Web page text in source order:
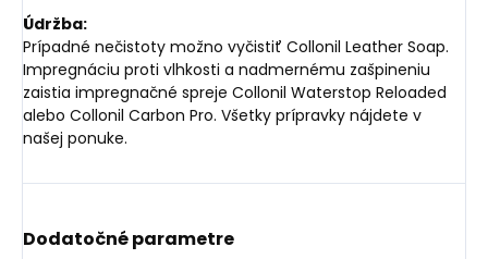
Údržba:
Prípadné nečistoty možno vyčistiť Collonil Leather Soap.
Impregnáciu proti vlhkosti a nadmernému zašpineniu
zaistia impregnačné spreje Collonil Waterstop Reloaded
alebo Collonil Carbon Pro. Všetky prípravky nájdete v
našej ponuke.
Dodatočné parametre